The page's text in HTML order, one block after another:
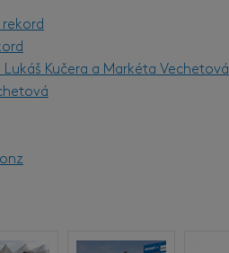
Kučera a Markéta Vechetová